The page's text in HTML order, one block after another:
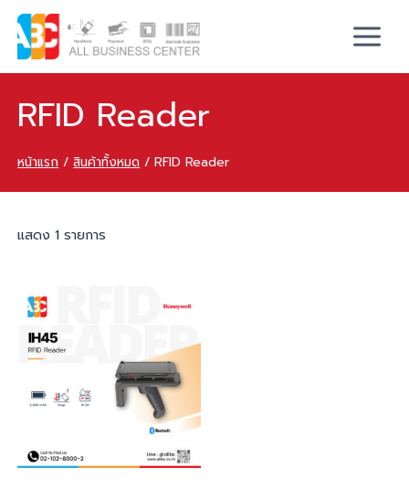
RFID Reader
หน้าแรก / สินค้าทั้งหมด / RFID Reader
แสดง 1 รายการ